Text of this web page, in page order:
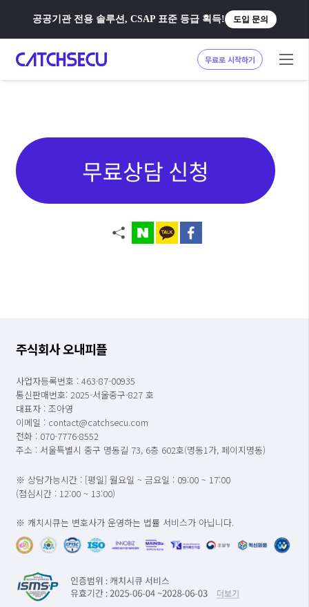
공공기관 전용 솔루션, CSAP 표준 등급 획득! 도입 문의
무료로 시작하기
주식회사 오내피플
사업자등록번호 : 463-87-00935
통신판매번호: 2025-서울중구-827 호
대표자 : 조아영
이메일 : contact@catchsecu.com
전화 : 070-7776-8552
주소 : 서울특별시 중구 명동길 73, 6층 602호(명동1가, 페이지명동)
※ 상담가능시간 : [평일] 월요일 ~ 금요일 : 09:00 ~ 17:00
(점심시간 : 12:00 ~ 13:00)
※ 캐치시큐는 변호사가 운영하는 법률 서비스가 아닙니다.